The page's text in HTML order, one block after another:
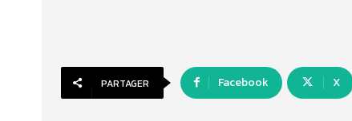
PARTAGER Facebook X